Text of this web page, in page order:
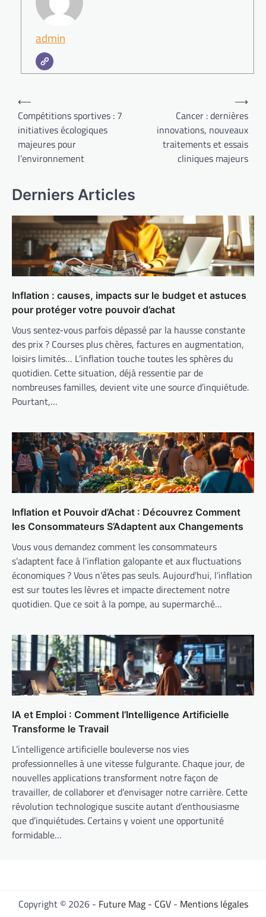
admin
Navigation
de
l’article
⟵
Compétitions sportives : 7
initiatives écologiques
majeures pour
l’environnement
Cancer : dernières
innovations, nouveaux
traitements et essais
cliniques majeurs
⟶
Derniers Articles
Inflation : causes, impacts sur le budget et astuces
pour protéger votre pouvoir d’achat
Vous sentez-vous parfois dépassé par la hausse constante
des prix ? Courses plus chères, factures en augmentation,
loisirs limités… L’inflation touche toutes les sphères du
quotidien. Cette situation, déjà ressentie par de
nombreuses familles, devient vite une source d’inquiétude.
Pourtant,…
Inflation et Pouvoir d’Achat : Découvrez Comment
les Consommateurs S’Adaptent aux Changements
Vous vous demandez comment les consommateurs
s’adaptent face à l’inflation galopante et aux fluctuations
économiques ? Vous n’êtes pas seuls. Aujourd’hui, l’inflation
est sur toutes les lèvres et impacte directement notre
quotidien. Que ce soit à la pompe, au supermarché…
IA et Emploi : Comment l’Intelligence Artificielle
Transforme le Travail
L’intelligence artificielle bouleverse nos vies
professionnelles à une vitesse fulgurante. Chaque jour, de
nouvelles applications transforment notre façon de
travailler, de collaborer et d’envisager notre carrière. Cette
révolution technologique suscite autant d’enthousiasme
que d’inquiétudes. Certains y voient une opportunité
formidable…
Copyright © 2026 - Future Mag- CGV- Mentions légales